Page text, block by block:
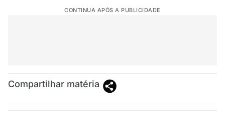
CONTINUA APÓS A PUBLICIDADE
Compartilhar matéria